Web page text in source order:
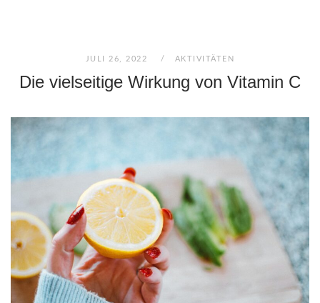
JULI 26, 2022 AKTIVITÄTEN
Die vielseitige Wirkung von Vitamin C